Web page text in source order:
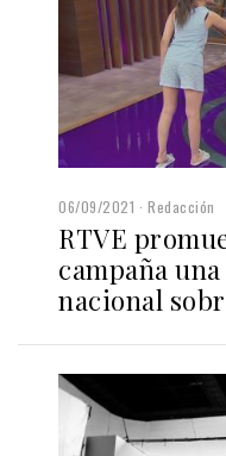
06/09/2021 Redacción
RTVE
campaña
nacional